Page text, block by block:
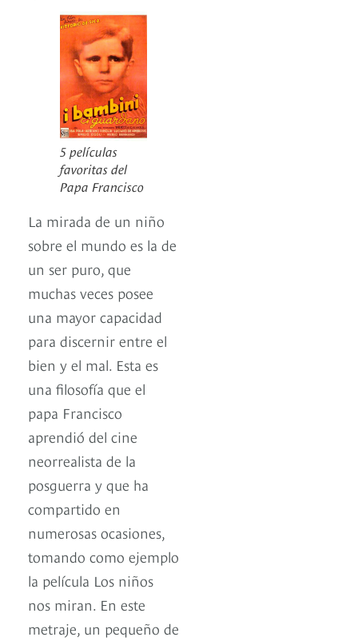
5 películas
favoritas del
Papa Francisco
La mirada de un niño
sobre el mundo es la de
un ser puro, que
muchas veces posee
una mayor capacidad
para discernir entre el
bien y el mal. Esta es
una filosofía que el
papa Francisco
aprendió del cine
neorrealista de la
posguerra y que ha
compartido en
numerosas ocasiones,
tomando como ejemplo
la película Los niños
nos miran. En este
metraje, un pequeño de